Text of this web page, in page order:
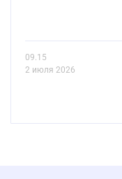
09.15
2 июля 2026